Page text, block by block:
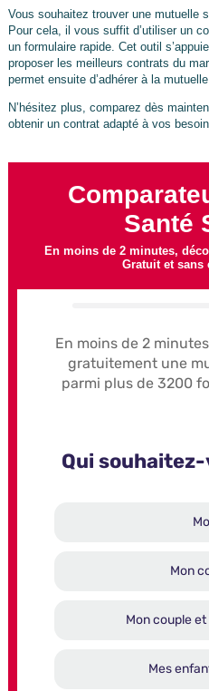
Vous souhaitez trouver une mutuelle
Pour cela, il vous suffit d’utiliser un
un formulaire rapide. Cet outil
proposer les meilleurs contrats du
permet ensuite d’adhérer à la
N’hésitez plus, comparez dès
obtenir un contrat adapté à vos
Santé
En moins de 2 minutes,
Gratuit et sans